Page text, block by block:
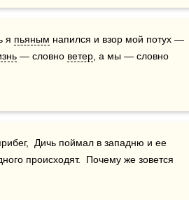
я пьяным напился и взор мой потух —
— словно ветер , а мы — словно
Дичь поймал в западню и ее
происходят.  Почему же зовется